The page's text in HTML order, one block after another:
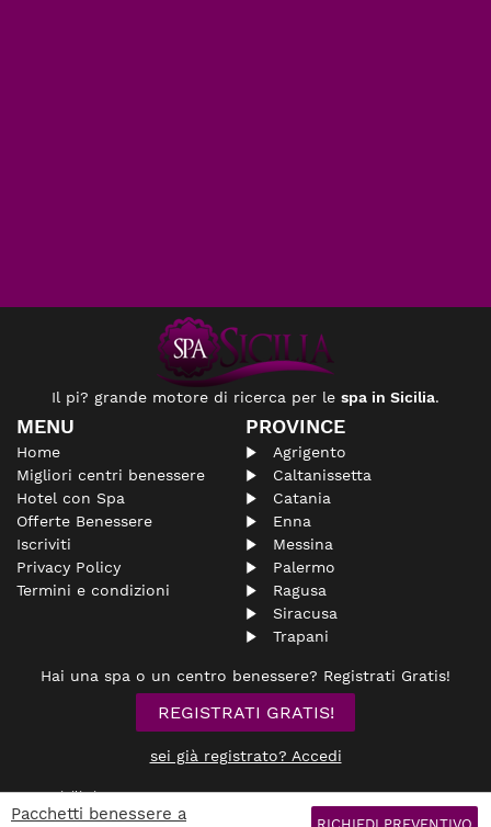
Il pi? grande motore di ricerca per le spa in Sicilia.
MENU
Home
Migliori centri benessere
Hotel con Spa
Offerte Benessere
Iscriviti
Privacy Policy
Termini e condizioni
PROVINCE
Agrigento
Caltanissetta
Catania
Enna
Messina
Palermo
Ragusa
Siracusa
Trapani
Hai una spa o un centro benessere? Registrati Gratis!
REGISTRATI GRATIS!
sei già registrato? Accedi
© spasicilia.it
Non si assume nessuna responsabilità riguardante le
Pacchetti benessere a